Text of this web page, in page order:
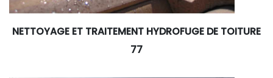
NETTOYAGE ET TRAITEMENT HYDROFUGE DE TOITURE
77